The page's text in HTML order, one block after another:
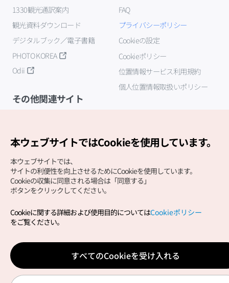
1330観光通訳案内
観光資料ダウンロード
デジタルブック／電子書籍
PHOTO KOREA
Odii
FAQ
プライバシーポリシー
Cookieの設定
Cookieポリシー
位置情報サービス利用規約
個人位置情報取扱いポリシー
その他関連サイト
Copyright (c) Korea Tourism Organization All Rights
サイトエラー報告公式メール
japanese@knto.or.kr
本ウェブサイトではCookieを使用しています。
本ウェブサイトでは、
サイトの利便性を向上させるためにCookieを使用しています。
Cookieの収集に同意される場合は「同意する」
ボタンをクリックしてください。
Cookieに関する詳細および使用目的についてはCookieポリシー
をご覧ください。
すべてのCookieを受け入れる